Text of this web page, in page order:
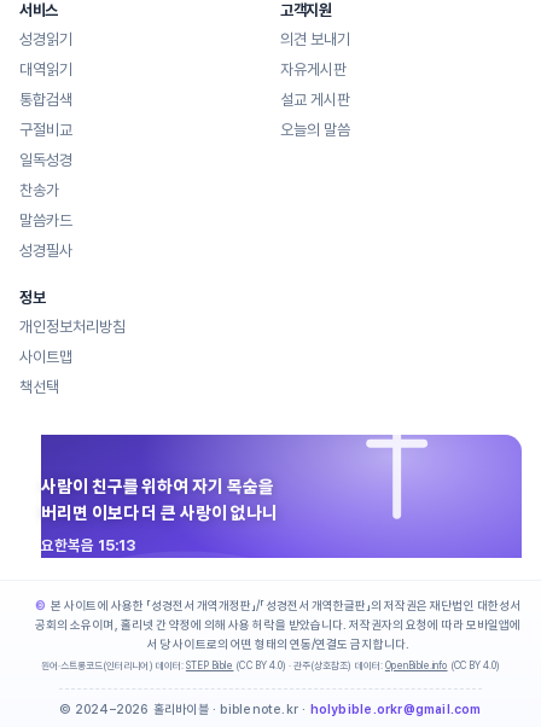
서비스
성경읽기
대역읽기
통합검색
구절비교
일독성경
찬송가
말씀카드
성경필사
고객지원
의견 보내기
자유게시판
설교 게시판
오늘의 말씀
정보
개인정보처리방침
사이트맵
책선택
사람이 친구를 위하여 자기 목숨을
버리면 이보다 더 큰 사랑이 없나니
요한복음 15:13
본 사이트에 사용한 「성경전서 개역개정판」/「성경전서 개역한글판」의 저작권은 재단법인 대한성서
공회의 소유이며, 홀리넷 간 약정에 의해 사용 허락을 받았습니다. 저작권자의 요청에 따라 모바일앱에
서 당 사이트로의 어떤 형태의 연동/연결도 금지합니다.
원어·스트롱코드(인터리니어) 데이터: STEP Bible (CC BY 4.0) · 관주(상호참조) 데이터: OpenBible.info (CC BY 4.0)
© 2024–2026 홀리바이블 · biblenote.kr · holybible.orkr@gmail.com